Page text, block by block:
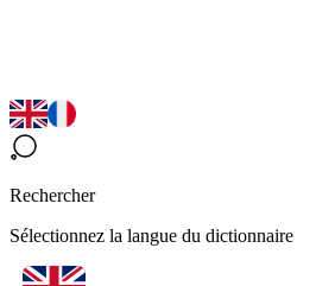
Rechercher
Sélectionnez la langue du dictionnaire